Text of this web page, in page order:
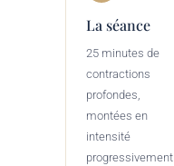
La séance
25 minutes de
contractions
profondes,
montées en
intensité
progressivement